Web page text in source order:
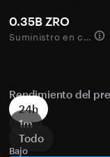
0.35B ZRO
Suministro en circulación
Rendimiento del
24h
1m
Todo
Bajo